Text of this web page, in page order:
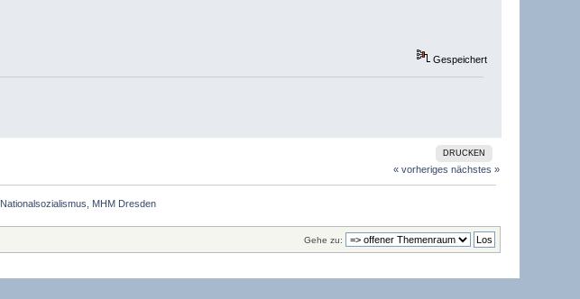
Gespeichert
DRUCKEN
« vorheriges nächstes »
MHM Dresden
Gehe zu: